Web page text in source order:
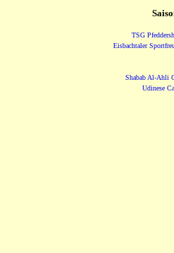
TSG
Eisbachtaler
Shabab Al-Ahli
Udinese